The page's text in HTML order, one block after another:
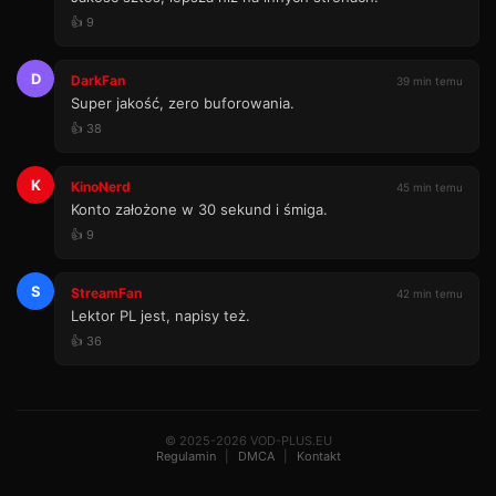
👍 9
D DarkFan 39 min temu
Super jakość, zero buforowania.
👍 38
K KinoNerd 45 min temu
Konto założone w 30 sekund i śmiga.
👍 9
S StreamFan 42 min temu
Lektor PL jest, napisy też.
👍 36
© 2025-2026 VOD-PLUS.EU
Regulamin
DMCA Kontakt